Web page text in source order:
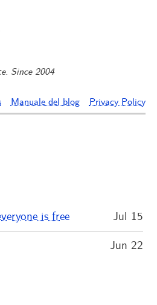
Since 2004
Manuale del blog Privacy Policy
is free Jul 15
Jun 22